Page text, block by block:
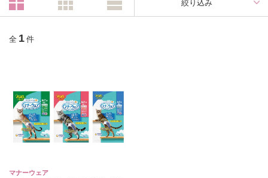
絞り込み
全 1 件
マナーウェア